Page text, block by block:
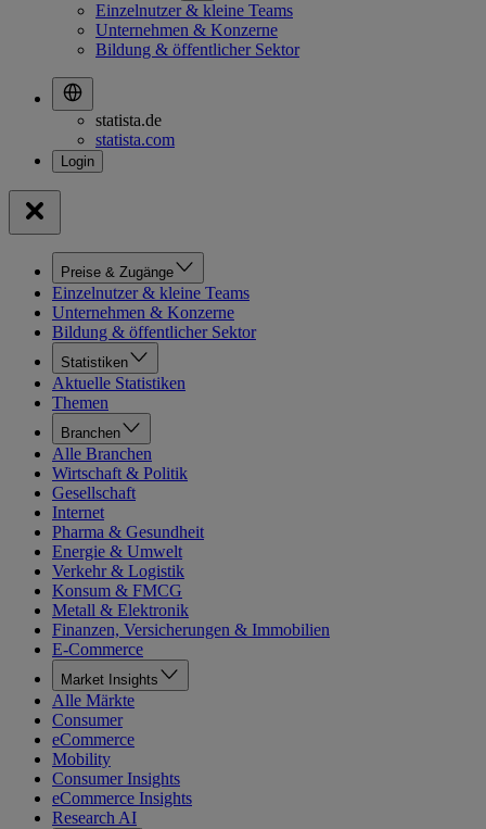
Einzelnutzer & kleine Teams
Unternehmen & Konzerne
Bildung & öffentlicher Sektor
statista.de
statista.com
Preise & Zugänge
Einzelnutzer & kleine Teams
Unternehmen & Konzerne
Bildung & öffentlicher Sektor
Statistiken
Aktuelle Statistiken
Themen
Branchen
Alle Branchen
Wirtschaft & Politik
Gesellschaft
Internet
Pharma & Gesundheit
Energie & Umwelt
Verkehr & Logistik
Konsum & FMCG
Metall & Elektronik
Finanzen, Versicherungen & Immobilien
E-Commerce
Market Insights
Alle Märkte
Consumer
eCommerce
Mobility
Consumer Insights
eCommerce Insights
Research AI